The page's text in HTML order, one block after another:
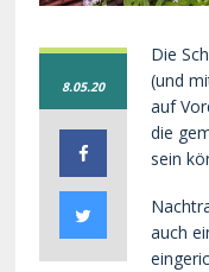
8.05.20
Die
(und
auf
die
sein
auch